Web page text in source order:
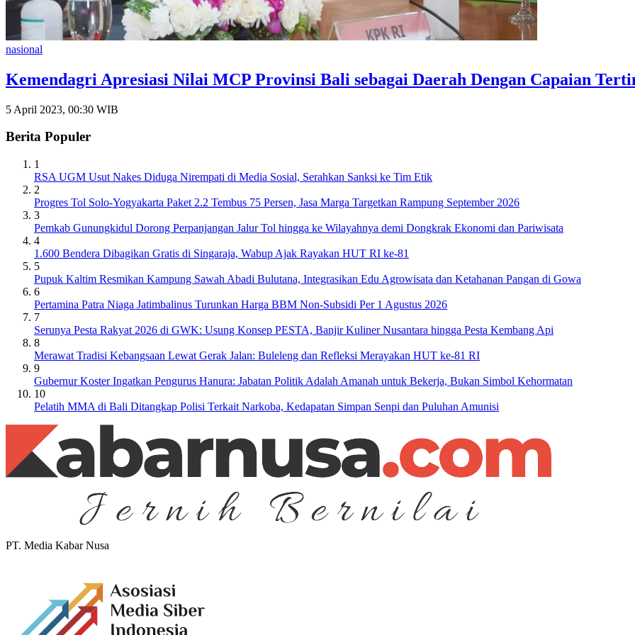
nasional
Kemendagri Apresiasi Nilai MCP Provinsi Bali sebagai Daerah Dengan Capaian
5 April 2023, 00:30 WIB
Berita Populer
1
RSA UGM Usut Nakes Diduga Nirempati di Media Sosial, Serahkan Sanksi ke Tim Etik
2
Progres Tol Solo-Yogyakarta Paket 2.2 Tembus 75 Persen, Jasa Marga Targetkan Rampung September 2026
3
Pemkab Gunungkidul Dorong Perpanjangan Jalur Tol hingga ke Wilayahnya demi Dongkrak Ekonomi dan Pariwisata
4
1.600 Bendera Dibagikan Gratis di Singaraja, Wabup Ajak Rayakan HUT RI ke-81
5
Pupuk Kaltim Resmikan Kampung Sawah Abadi Bulutana, Integrasikan Edu Agrowisata dan Ketahanan Pangan di Gowa
6
Pertamina Patra Niaga Jatimbalinus Turunkan Harga BBM Non-Subsidi Per 1 Agustus 2026
7
Serunya Pesta Rakyat 2026 di GWK: Usung Konsep PESTA, Banjir Kuliner Nusantara hingga Pesta Kembang Api
8
Merawat Tradisi Kebangsaan Lewat Gerak Jalan: Buleleng dan Refleksi Merayakan HUT ke-81 RI
9
Gubernur Koster Ingatkan Pengurus Hanura: Jabatan Politik Adalah Amanah untuk Bekerja, Bukan Simbol Kehormatan
10
Pelatih MMA di Bali Ditangkap Polisi Terkait Narkoba, Kedapatan Simpan Senpi dan Puluhan Amunisi
PT. Media Kabar Nusa